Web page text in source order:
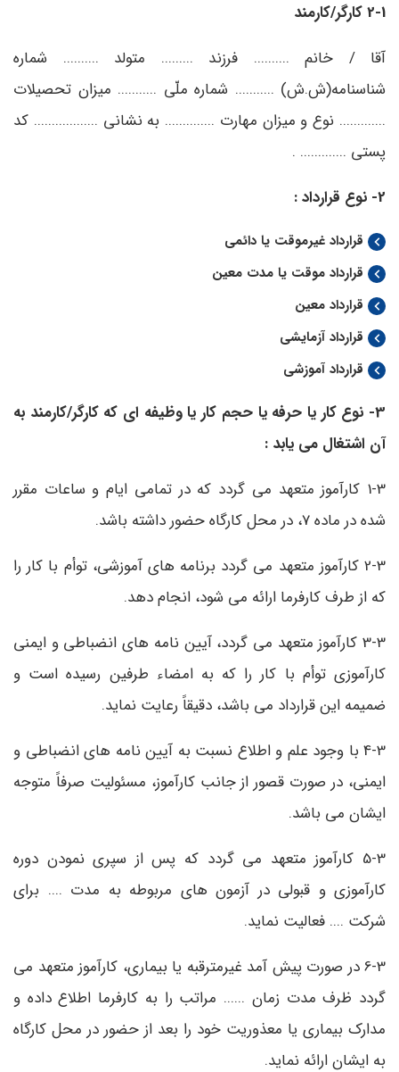
2-1 کارگر/کارمند
آقا / خانم .......... فرزند ......... متولد .......... شماره
شناسنامه(ش.ش) ........... شماره ملّی ........... میزان تحصیلات
............. نوع و میزان مهارت .............. به نشانی .................. کد
پستی ............. .
2- نوع قرارداد :
قرارداد غیرموقت یا دائمی
قرارداد موقت یا مدت معین
قرارداد معین
قرارداد آزمایشی
قرارداد آموزشی
3- نوع کار یا حرفه یا حجم کار یا وظیفه ای که کارگر/کارمند به
آن اشتغال می یابد :
1-3 کارآموز متعهد می گردد که در تمامی ایام و ساعات مقرر
شده در ماده 7، در محل کارگاه حضور داشته باشد.
2-3 کارآموز متعهد می گردد برنامه های آموزشی، توأم با کار را
که از طرف کارفرما ارائه می شود، انجام دهد.
3-3 کارآموز متعهد می گردد، آیین نامه های انضباطی و ایمنی
کارآموزی توأم با کار را که به امضاء طرفین رسیده است و
ضمیمه این قرارداد می باشد، دقیقاً رعایت نماید.
4-3 با وجود علم و اطلاع نسبت به آیین نامه های انضباطی و
ایمنی، در صورت قصور از جانب کارآموز، مسئولیت صرفاً متوجه
ایشان می باشد.
5-3 کارآموز متعهد می گردد که پس از سپری نمودن دوره
کارآموزی و قبولی در آزمون های مربوطه به مدت .... برای
شرکت .... فعالیت نماید.
6-3 در صورت پیش آمد غیرمترقبه یا بیماری، کارآموز متعهد می
گردد ظرف مدت زمان ...... مراتب را به کارفرما اطلاع داده و
مدارک بیماری یا معذوریت خود را بعد از حضور در محل کارگاه
به ایشان ارائه نماید.